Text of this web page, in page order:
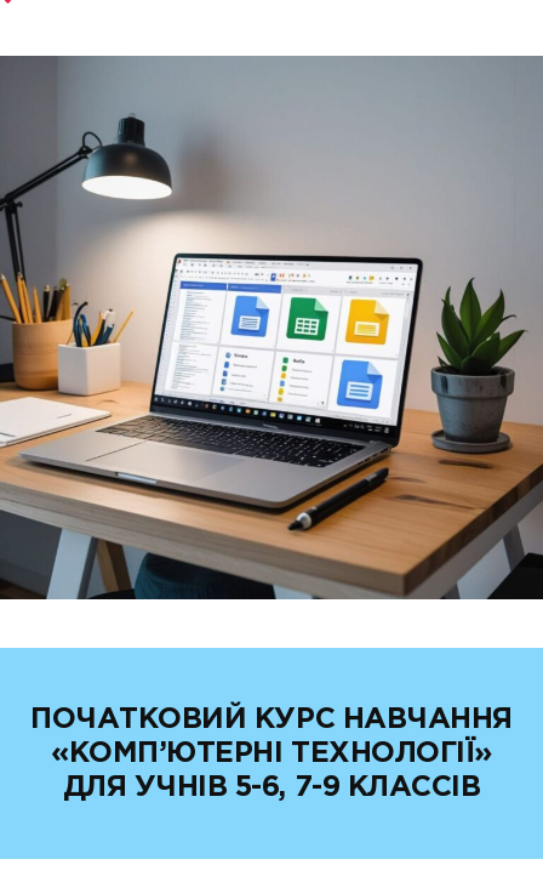
ПОЧАТКОВИЙ КУРС НАВЧАННЯ
«КОМП’ЮТЕРНІ ТЕХНОЛОГІЇ»
ДЛЯ УЧНІВ 5-6, 7-9 КЛАССІВ